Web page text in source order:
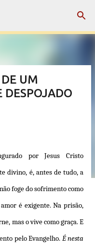
principal
UM
DESPOJADO
por Jesus Cristo
divino, é, antes de tudo, a
foge do sofrimento como
é exigente. Na prisão,
mas o vive como graça. E
pelo Evangelho. É nesta